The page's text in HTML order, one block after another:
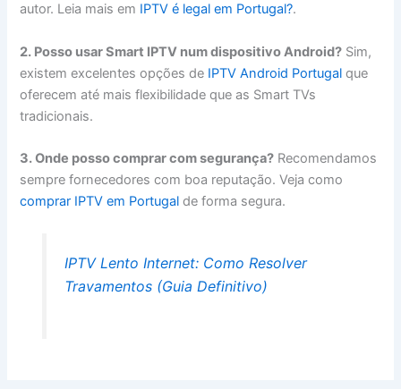
autor. Leia mais em IPTV é legal em Portugal?.
2. Posso usar Smart IPTV num dispositivo Android? Sim,
existem excelentes opções de IPTV Android Portugal que
oferecem até mais flexibilidade que as Smart TVs
tradicionais.
3. Onde posso comprar com segurança? Recomendamos
sempre fornecedores com boa reputação. Veja como
comprar IPTV em Portugal de forma segura.
IPTV Lento Internet: Como Resolver
Travamentos (Guia Definitivo)